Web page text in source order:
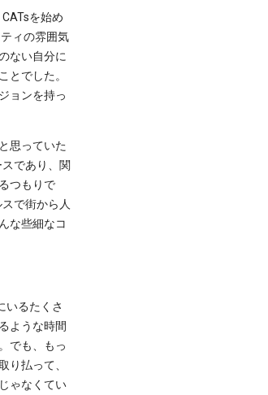
を始め
ィの雰囲気
ない自分に
とでした。
ョンを持っ
思っていた
であり、関
つもりで
で街から人
な些細なコ
いるたくさ
ような時間
でも、もっ
り払って、
ゃなくてい